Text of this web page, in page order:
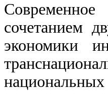
Современное
сочетанием
экономики